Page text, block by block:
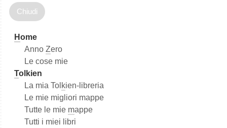
c
Home
Anno Zero
Le cose mie
Tolkien
La mia Tol kien-libreria
Le mie migliori mappe
Tutte le mie mappe
Tutti i miei libri